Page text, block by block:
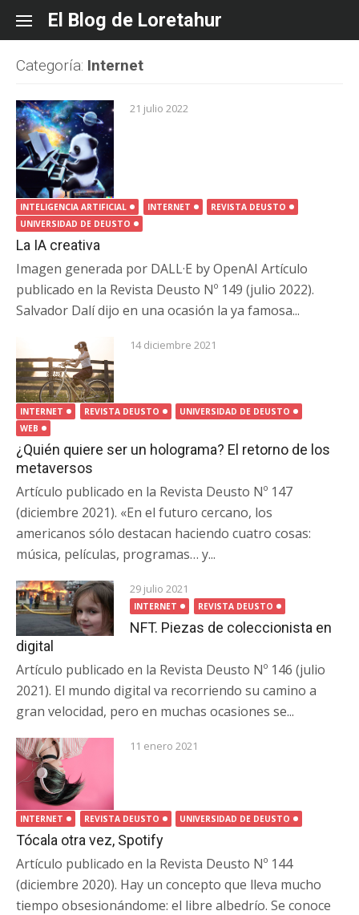
content
El Blog de Loretahur
Categoría: Internet
21 julio 2022
INTELIGENCIA ARTIFICIAL INTERNET
REVISTA DEUSTO
UNIVERSIDAD DE DEUSTO
La IA creativa
Imagen generada por DALL·E by OpenAI Artículo
publicado en la Revista Deusto Nº 149 (julio 2022).
Salvador Dalí dijo en una ocasión la ya famosa...
14 diciembre 2021
INTERNET REVISTA DEUSTO
UNIVERSIDAD DE DEUSTO
WEB
¿Quién quiere ser un holograma? El retorno de los
metaversos
Artículo publicado en la Revista Deusto Nº 147
(diciembre 2021). «En el futuro cercano, los
americanos sólo destacan haciendo cuatro cosas:
música, películas, programas… y...
29 julio 2021
INTERNET REVISTA DEUSTO
NFT. Piezas de coleccionista en
digital
Artículo publicado en la Revista Deusto Nº 146 (julio
2021). El mundo digital va recorriendo su camino a
gran velocidad, pero en muchas ocasiones se...
11 enero 2021
INTERNET REVISTA DEUSTO UNIVERSIDAD DE DEUSTO
Tócala otra vez, Spotify
Artículo publicado en la Revista Deusto Nº 144
(diciembre 2020). Hay un concepto que lleva mucho
tiempo obsesionándome: el libre albedrío. Se conoce